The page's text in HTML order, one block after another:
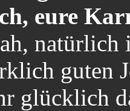
eure
natürlich
guten
glücklich